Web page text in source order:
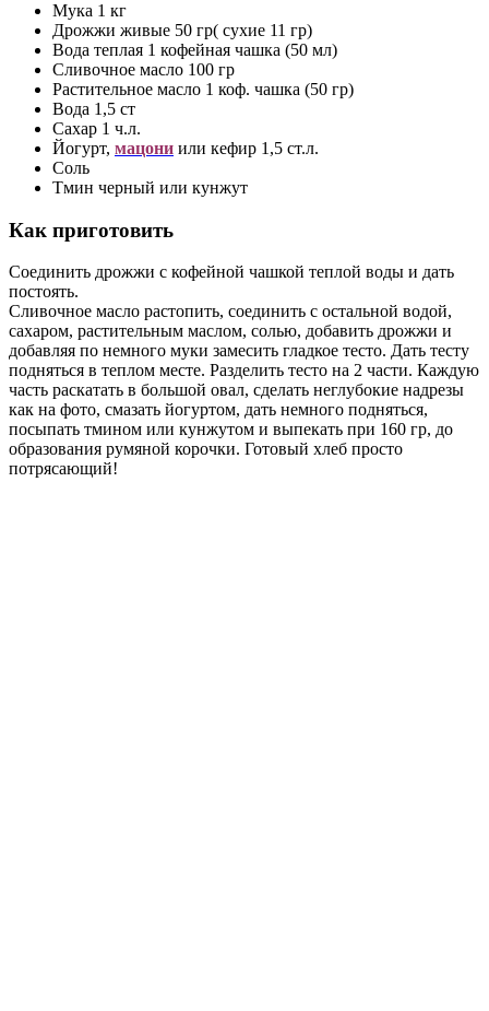
Мука 1 кг
Дрожжи живые 50 гр( сухие 11 гр)
Вода теплая 1 кофейная чашка (50 мл)
Сливочное масло 100 гр
Растительное масло 1 коф. чашка (50 гр)
Вода 1,5 ст
Сахар 1 ч.л.
Йогурт, мацони или кефир 1,5 ст.л.
Соль
Тмин черный или кунжут
Как приготовить
Соединить дрожжи с кофейной чашкой теплой воды и дать
постоять.
Сливочное масло растопить, соединить с остальной водой,
сахаром, растительным маслом, солью, добавить дрожжи и
добавляя по немного муки замесить гладкое тесто. Дать тесту
подняться в теплом месте. Разделить тесто на 2 части. Каждую
часть раскатать в большой овал, сделать неглубокие надрезы
как на фото, смазать йогуртом, дать немного подняться,
посыпать тмином или кунжутом и выпекать при 160 гр, до
образования румяной корочки. Готовый хлеб просто
потрясающий!